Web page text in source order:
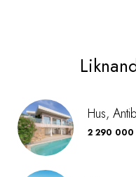
Hus,
2 290 000